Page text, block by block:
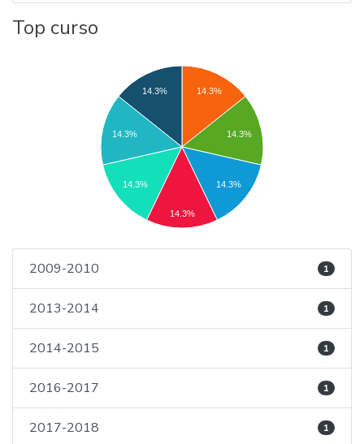
Top curso
14.3%
14.3%
14.3%
14.3%
14.3%
14.3%
14.3%
2009-2010 1
2013-2014 1
2014-2015 1
2016-2017 1
2017-2018 1